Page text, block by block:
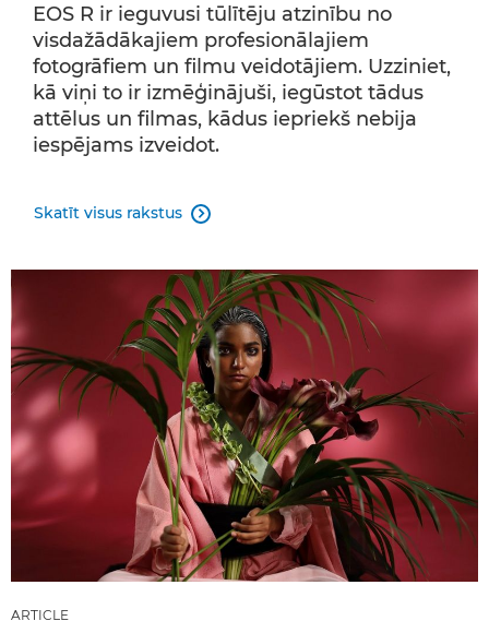
EOS R ir ieguvusi tūlītēju atzinību no
visdažādākajiem profesionālajiem
fotogrāfiem un filmu veidotājiem. Uzziniet,
kā viņi to ir izmēģinājuši, iegūstot tādus
attēlus un filmas, kādus iepriekš nebija
iespējams izveidot.
Skatīt visus rakstus 
ARTICLE